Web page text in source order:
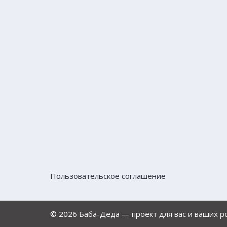
Пользовательское соглашение
© 2026 Баба-Деда — проект для вас и ваших